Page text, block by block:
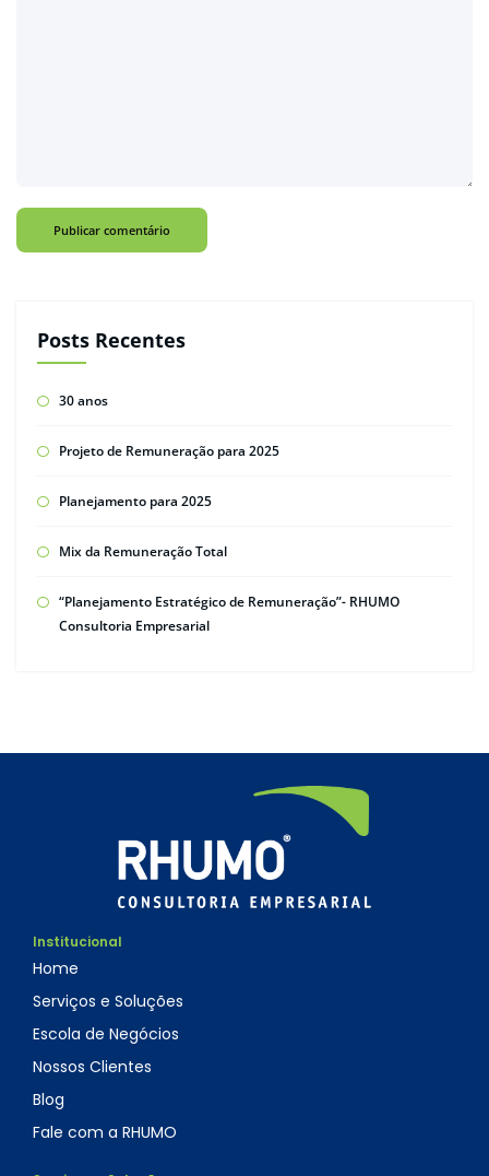
Posts Recentes
30 anos
Projeto de Remuneração para 2025
Planejamento para 2025
Mix da Remuneração Total
“Planejamento Estratégico de Remuneração”- RHUMO
Consultoria Empresarial
Institucional
Home
Serviços e Soluções
Escola de Negócios
Nossos Clientes
Blog
Fale com a RHUMO